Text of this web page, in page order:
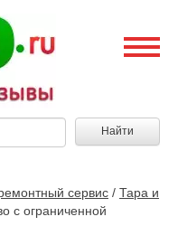
Найти
сервис / Тара и
с ограниченной